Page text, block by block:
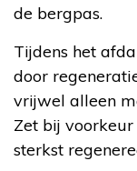
de bergpas.
Tijdens het
door
vrijwel alleen
Zet bij
sterkst